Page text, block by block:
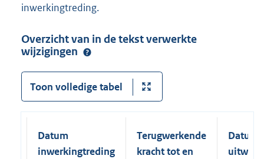
inwerkingtreding.
Overzicht van in de tekst verwerkte
wijzigingen
Toon volledige tabel
Datum
inwerkingtreding
Terugwerkende
kracht tot en
Datum